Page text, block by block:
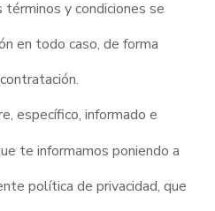
términos y condiciones se
en todo caso, de forma
específico, informado e
te informamos poniendo a
política de privacidad, que